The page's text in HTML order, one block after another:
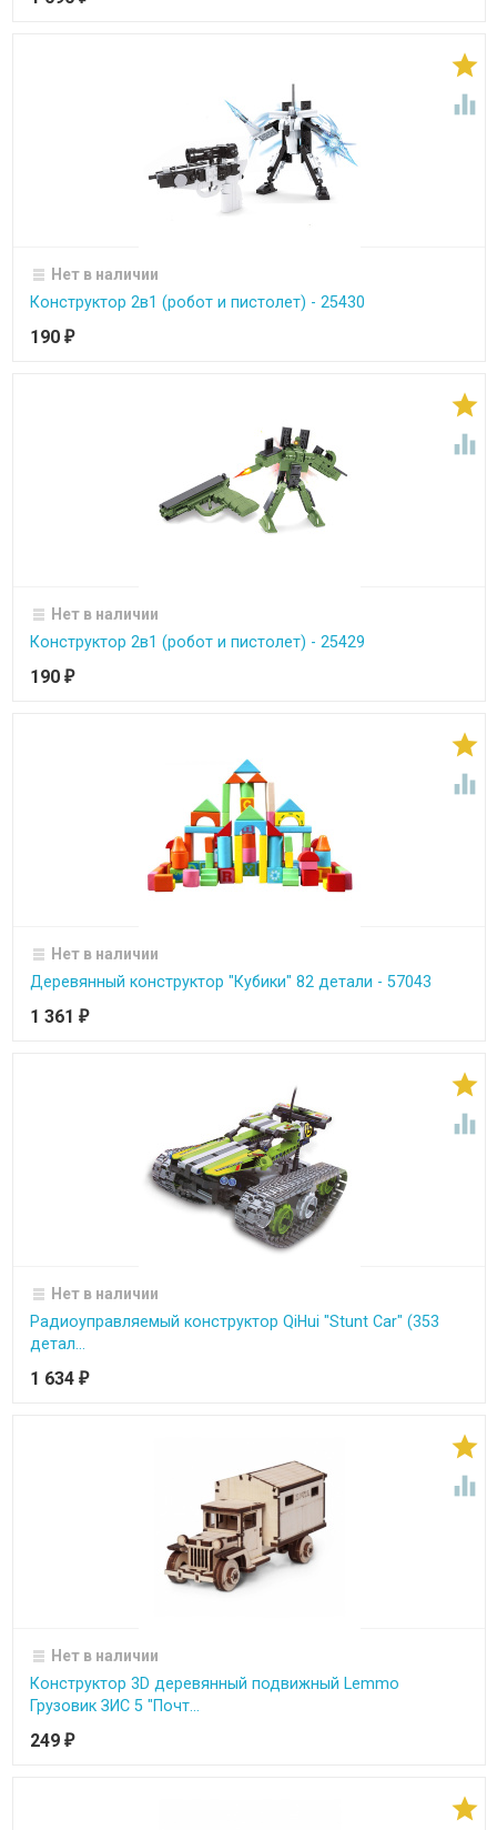


Нет в наличии
Конструктор 2в1 (робот и пистолет) - 25430
190 ₽


Нет в наличии
Конструктор 2в1 (робот и пистолет) - 25429
190 ₽


Нет в наличии
Деревянный конструктор "Кубики" 82 детали - 57043
1 361 ₽


Нет в наличии
Радиоуправляемый конструктор QiHui "Stunt Car" (353
детал...
1 634 ₽


Нет в наличии
Конструктор 3D деревянный подвижный Lemmo
Грузовик ЗИС 5 "Почт...
249 ₽
